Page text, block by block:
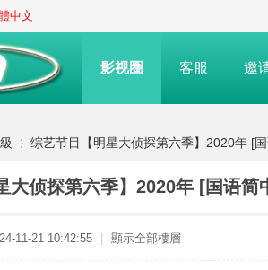
中文
影视圈 客服 邀
综艺节目【明星大侦探第六季】2020年 [
大侦探第六季】2020年 [国语
11-21 10:42:55 顯示全部樓層